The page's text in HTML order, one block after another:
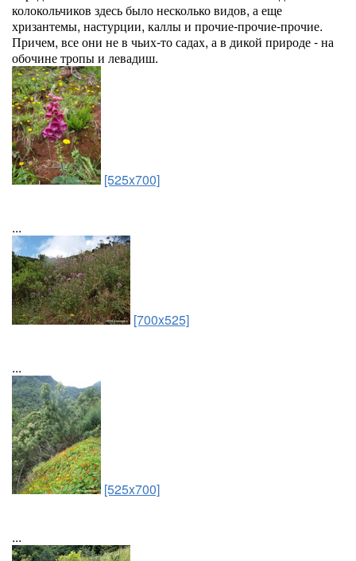
колокольчиков здесь было несколько видов, а еще
хризантемы, настурции, каллы и прочие-прочие-прочие.
Причем, все они не в чьих-то садах, а в дикой природе - на
обочине тропы и левадиш.
[525x700]
...
[700x525]
...
[525x700]
...